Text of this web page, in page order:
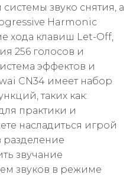
звуко снятия, а
Harmonic
хода клавиш Let-Off,
256 голосов и
эффектов и
CN34 имеет набор
таких как:
практики и
насладиться игрой
разделение
звучание
звуков в режиме